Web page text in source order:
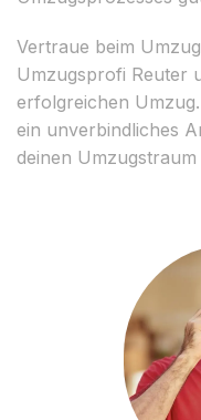
Vertraue beim
Umzugsprofi Reuter
erfolgreichen
ein unverbindliches
deinen